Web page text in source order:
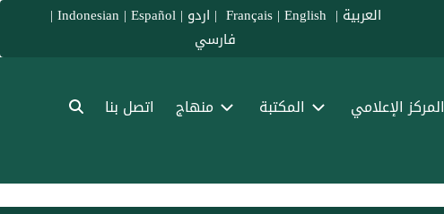
العربية |
Français
| English
| اردو |
Indonesian | Español
|
فارسي
المركز الإعلامي المكتبة منهاج اتصل بنا